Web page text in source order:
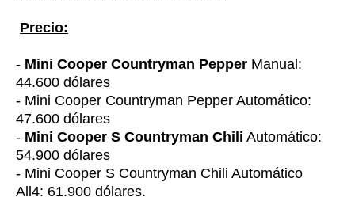
Precio:
- Mini Cooper Countryman Pepper Manual:
44.600 dólares
- Mini Cooper Countryman Pepper Automático:
47.600 dólares
- Mini Cooper S Countryman Chili Automático:
54.900 dólares
- Mini Cooper S Countryman Chili Automático
All4: 61.900 dólares.